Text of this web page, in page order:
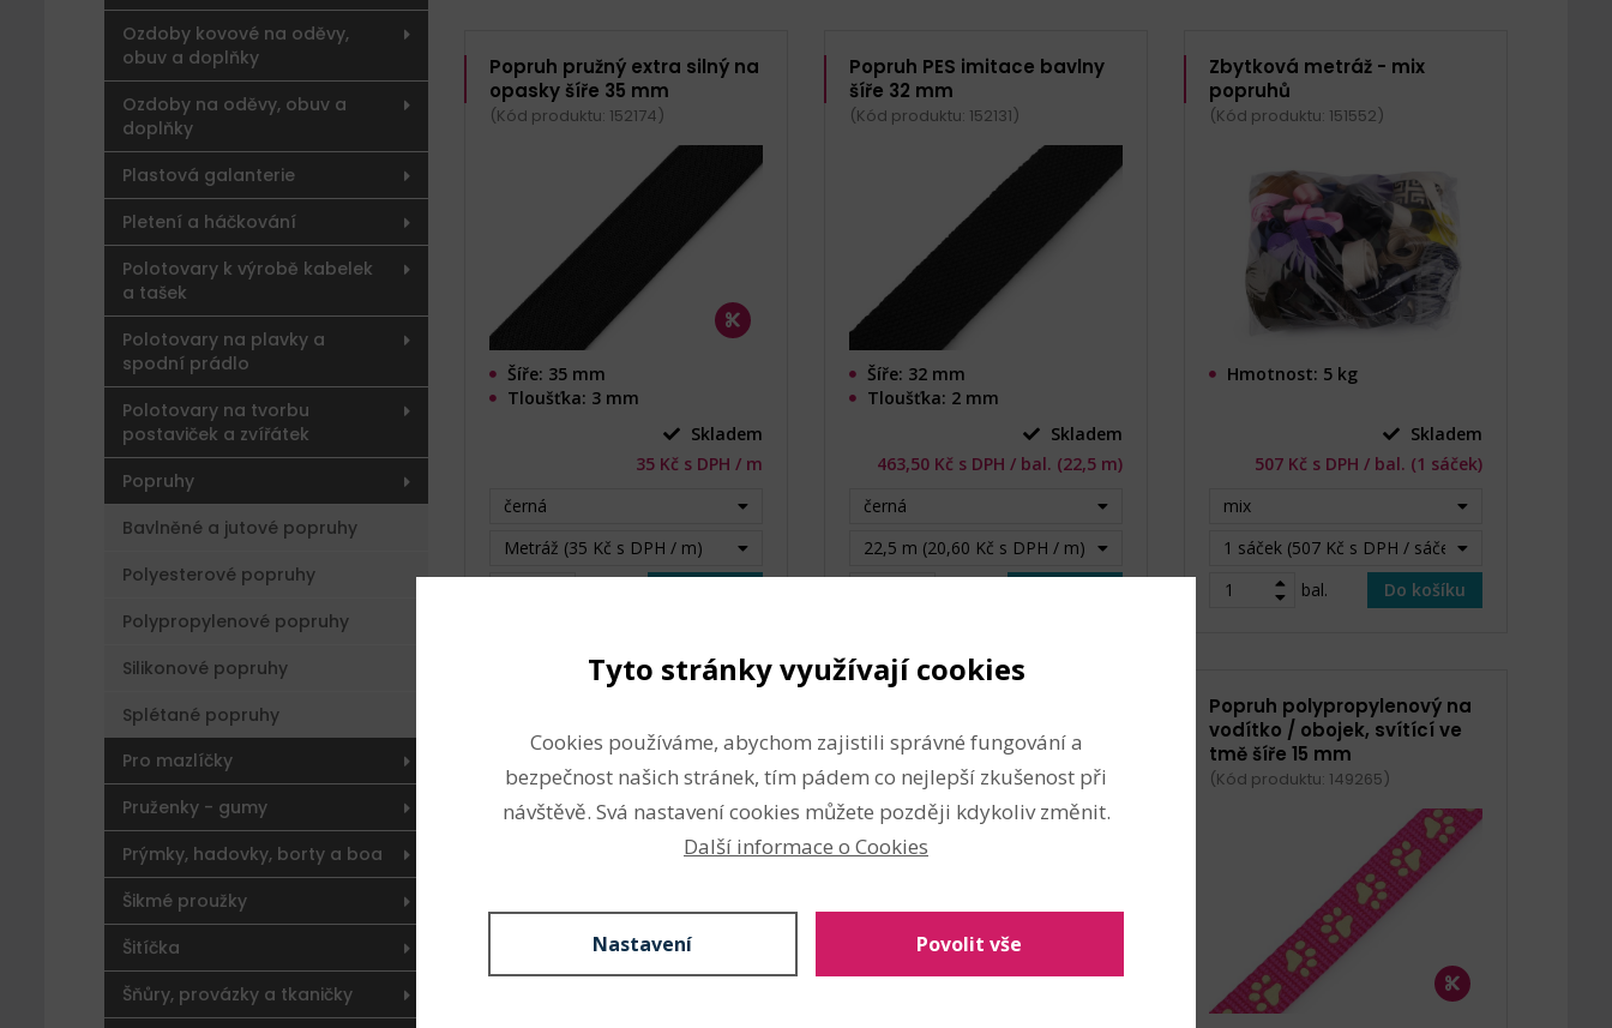
Ozdoby kovové na oděvy,
obuv a doplňky
Ozdoby na oděvy, obuv a
doplňky
Plastová galanterie
Pletení a háčkování
Polotovary k výrobě kabelek
a tašek
Polotovary na plavky a
spodní prádlo
Polotovary na tvorbu
postaviček a zvířátek
Popruhy
Bavlněné a jutové popruhy
Polyesterové popruhy
Polypropylenové popruhy
Silikonové popruhy
Splétané popruhy
Pro mazlíčky
Pruženky - gumy
Prýmky, hadovky, borty a boa
Šikmé proužky
Šitíčka
Šňůry, provázky a tkaničky
Popruh pružný extra silný na
opasky šíře 35 mm
(Kód produktu: 152174)
Šíře: 35 mm
Tloušťka: 3 mm
Skladem
35 Kč s DPH / m
černá
Metráž (35 Kč s DPH / m)
Popruh PES imitace bavlny
šíře 32 mm
(Kód produktu: 152131)
Šíře: 32 mm
Tloušťka: 2 mm
Skladem
463,50 Kč s DPH / bal. (22,5 m)
černá
22,5 m (20,60 Kč s DPH / m)
Zbytková metráž - mix
popruhů
(Kód produktu: 151552)
Hmotnost: 5 kg
Skladem
507 Kč s DPH / bal. (1 sáček)
mix
1 sáček (507 Kč s DPH / sáček)
bal.
Do košíku
imitace slámy
(Kód produktu: 149462)
vodítko / obojek / postroj
šíře 20 mm
(Kód produktu: 149267)
Popruh polypropylenový na
vodítko / obojek, svítící ve
tmě šíře 15 mm
(Kód produktu: 149265)
Tyto stránky využívají cookies
Cookies používáme, abychom zajistili správné fungování a
bezpečnost našich stránek, tím pádem co nejlepší zkušenost při
návštěvě. Svá nastavení cookies můžete později kdykoliv změnit.
Další informace o Cookies
Nastavení Povolit vše